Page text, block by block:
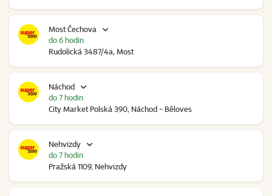
Most Čechova
Rudolická 3487/4a, Most
do 6 hodin
Náchod
City Market Polská 390, Náchod - Běloves
do 7 hodin
Nehvizdy
Pražská 1109, Nehvizdy
do 7 hodin